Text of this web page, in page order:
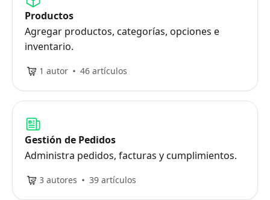
Productos
Agregar productos, categorías, opciones e
inventario.
1 autor 46 artículos
Gestión de Pedidos
Administra pedidos, facturas y cumplimientos.
3 autores 39 artículos